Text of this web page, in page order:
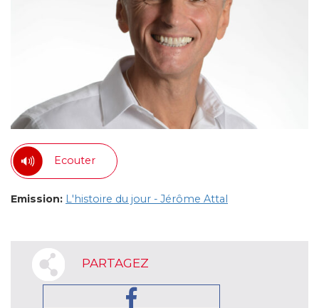
Ecouter
Emission: L'histoire du jour - Jérôme Attal
PARTAGEZ